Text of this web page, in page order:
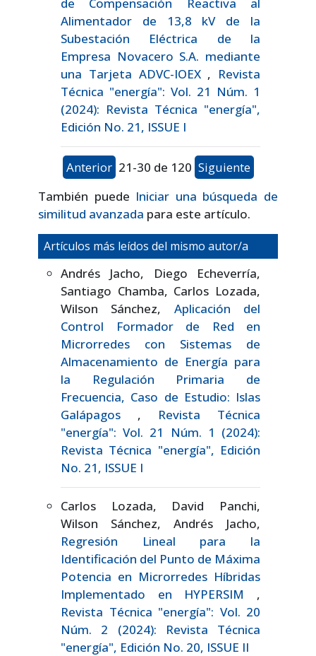
Alimentador de 13,8 kV de la
Subestación Eléctrica de la
Empresa Novacero S.A. mediante
una Tarjeta ADVC-IOEX , Revista
Técnica "energía": Vol. 21 Núm. 1
(2024): Revista Técnica "energía",
Edición No. 21, ISSUE I
Anterior 21-30 de 120 Siguiente
También puede Iniciar una búsqueda de
similitud avanzada para este artículo.
Artículos más leídos del mismo autor/a
Andrés Jacho, Diego Echeverría,
Santiago Chamba, Carlos Lozada,
Wilson Sánchez, Aplicación del
Control Formador de Red en
Microrredes con Sistemas de
Almacenamiento de Energía para
la Regulación Primaria de
Frecuencia, Caso de Estudio: Islas
Galápagos , Revista Técnica
"energía": Vol. 21 Núm. 1 (2024):
Revista Técnica "energía", Edición
No. 21, ISSUE I
Carlos Lozada, David Panchi,
Wilson Sánchez, Andrés Jacho,
Regresión Lineal para la
Identificación del Punto de Máxima
Potencia en Microrredes Híbridas
Implementado en HYPERSIM ,
Revista Técnica "energía": Vol. 20
Núm. 2 (2024): Revista Técnica
"energía", Edición No. 20, ISSUE II